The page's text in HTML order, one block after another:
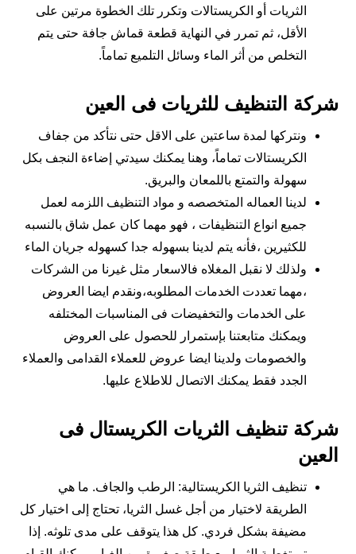
الثريات أو الكريستالات وتكرر تلك الخطوة مرتين على
الأقل، ثم تمرر في النهاية قطعة قماش جافة حتى يتم
التخلص من أثر الماء وسائل التلميع تماماً.
شركة التنظيف للثريات فى العين
ونتركها لمدة ساعتين على الاقل حتى نتأكد من جفاف
الكريستالات تماماً، وهنا يمكنك سيدتي إضاءة النجف بكل
سهولة والتمتع باللمعان والبريق.
لدينا العماله المتخصصه و مواد التنظيف اللزمه لعمل
جميع انواع التنظيفات ، فهو مهما كان عمل شاق بالنسبه
للكثيرين ،فأنه يتم لدينا بسهوله جدا كسهوله جريان الماء
ولذلك لا نقبل المغلاه فالاسعار مثل غيرنا من الشركات
،مهما تعددت الخدمات المطلوبه،ونقدم ايضا العروض
على الخدمات والتخفيضات فى المناسبات المختلفه
ويمكنك متابعتنا بإستمرار للحصول على العروض
والخصومات ولدينا ايضا عروض للعملاء القدامى والعملاء
الجدد فقط يمكنك الاتصال للاطلاع عليها.
شركة تنظيف الثريات الكريستال فى
العين
تنظيف الثريا الكريستالية: الرطب والجاف. ما هي
الطريقة لاختيار من أجل غسل الثريا، تحتاج إلى اختيار كل
مضيفة بشكل فردي. كل هذا يتوقف على مدى تلوثه. إذا